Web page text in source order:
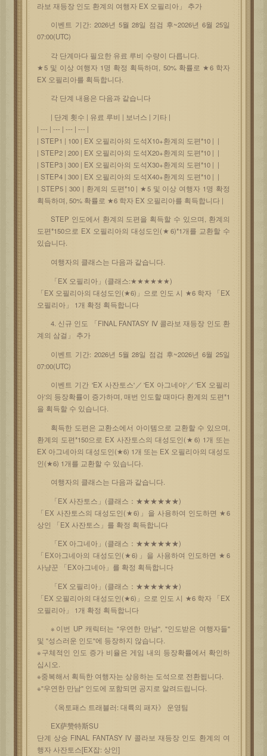
라보 재등장 인도 환계의 여행자 EX 오필리아」 추가
이벤트 기간: 2026년 5월 28일 점검 후~2026년 6월 25일
07:00(UTC)
각 단계마다 필요한 유료 루비 수량이 다릅니다.
★5 및 이상 여행자 1명 확정 획득하며, 50% 확률로 ★6 학자
EX 오필리아를 획득합니다.
각 단계 내용은 다음과 같습니다
| 단계 횟수 | 유료 루비 | 보너스 | 기타 |
| --- | --- | --- | --- |
| STEP1 | 100 | EX 오필리아의 도석X10+환계의 도편*10 | |
| STEP2 | 200 | EX 오필리아의 도석X20+환계의 도편*10 | |
| STEP3 | 300 | EX 오필리아의 도석X30+환계의 도편*10 | |
| STEP4 | 300 | EX 오필리아의 도석X40+환계의 도편*10 | |
| STEP5 | 300 | 환계의 도편*10 | ★5 및 이상 여행자 1명 확정
획득하며, 50% 확률로 ★6 학자 EX 오필리아를 획득합니다 |
STEP 인도에서 환계의 도편을 획득할 수 있으며, 환계의
도편*150으로 EX 오필리아의 대성도인(★6)*1개를 교환할 수
있습니다.
여행자의 클래스는 다음과 같습니다.
「EX 오필리아」(클래스:★★★★★★)
「EX 오필리아의 대성도인(★6)」으로 인도 시 ★6 학자 「EX
오필리아」 1개 확정 획득합니다
4. 신규 인도 「FINAL FANTASY Ⅳ 콜라보 재등장 인도 환
계의 삼걸」 추가
이벤트 기간: 2026년 5월 28일 점검 후~2026년 6월 25일
07:00(UTC)
이벤트 기간 'EX 사잔토스'／'EX 아그네아'／'EX 오필리
아'의 등장확률이 증가하며, 매번 인도할 때마다 환계의 도편*1
을 획득할 수 있습니다.
획득한 도편은 교환소에서 아이템으로 교환할 수 있으며,
환계의 도편*150으로 EX 사잔토스의 대성도인(★6) 1개 또는
EX 아그네아의 대성도인(★6) 1개 또는 EX 오필리아의 대성도
인(★6) 1개를 교환할 수 있습니다.
여행자의 클래스는 다음과 같습니다.
「EX 사잔토스」(클래스：★★★★★★)
「EX 사잔토스의 대성도인(★6)」을 사용하여 인도하면 ★6
상인 「EX 사잔토스」를 확정 획득합니다
「EX 아그네아」(클래스：★★★★★★)
「EX아그네아의 대성도인(★6)」을 사용하여 인도하면 ★6
사냥꾼 「EX아그네아」를 확정 획득합니다
「EX 오필리아」(클래스：★★★★★★)
「EX 오필리아의 대성도인(★6)」으로 인도 시 ★6 학자 「EX
오필리아」 1개 확정 획득합니다
※이번 UP 캐릭터는 "우연한 만남", "인도받은 여행자들"
및 "성스러운 인도"에 등장하지 않습니다.
※구체적인 인도 증가 비율은 게임 내의 등장확률에서 확인하
십시오.
※중복해서 획득한 여행자는 상응하는 도석으로 전환됩니다.
※"우연한 만남" 인도에 포함되면 공지로 알려드립니다.
《옥토패스 트래블러: 대륙의 패자》 운영팀
EX萨赞特斯SU
단계 상승 FINAL FANTASY IV 콜라보 재등장 인도 환계의 여
행자 사잔토스[EX잡: 상인]